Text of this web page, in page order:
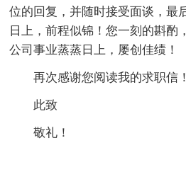
位的回复，并随时接受面谈，最
日上，前程似锦！您一刻的斟酌
公司事业蒸蒸日上，屡创佳绩！
再次感谢您阅读我的求职信！
此致
敬礼！